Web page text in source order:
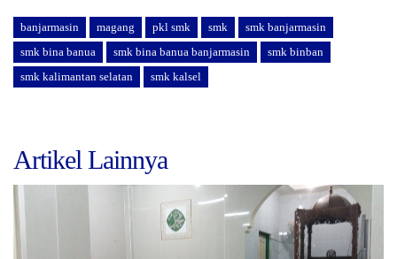
banjarmasin magang pkl smk smk
smk banjarmasin
smk bina banua
smk bina banua banjarmasin
smk binban
smk kalimantan selatan
smk kalsel
Artikel Lainnya